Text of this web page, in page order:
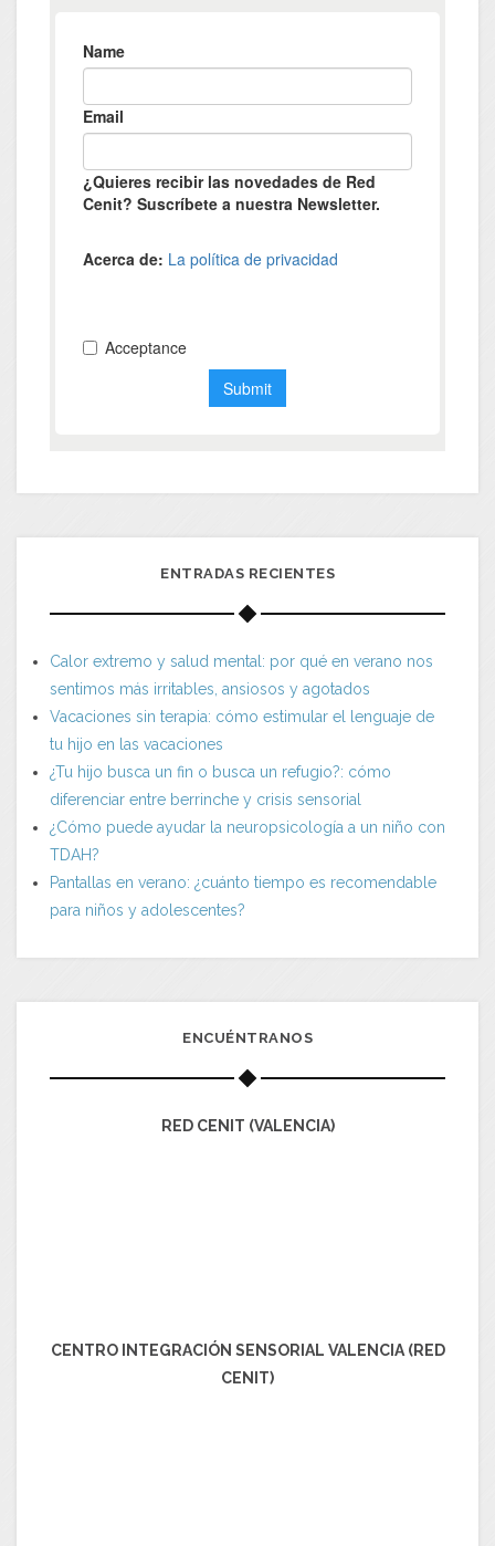
ENTRADAS RECIENTES
Calor extremo y salud mental: por qué en verano nos
sentimos más irritables, ansiosos y agotados
Vacaciones sin terapia: cómo estimular el lenguaje de
tu hijo en las vacaciones
¿Tu hijo busca un fin o busca un refugio?: cómo
diferenciar entre berrinche y crisis sensorial
¿Cómo puede ayudar la neuropsicología a un niño con
TDAH?
Pantallas en verano: ¿cuánto tiempo es recomendable
para niños y adolescentes?
ENCUÉNTRANOS
RED CENIT (VALENCIA)
CENTRO INTEGRACIÓN SENSORIAL VALENCIA (RED
CENIT)